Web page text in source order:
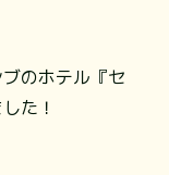
のホテル『セ
た！